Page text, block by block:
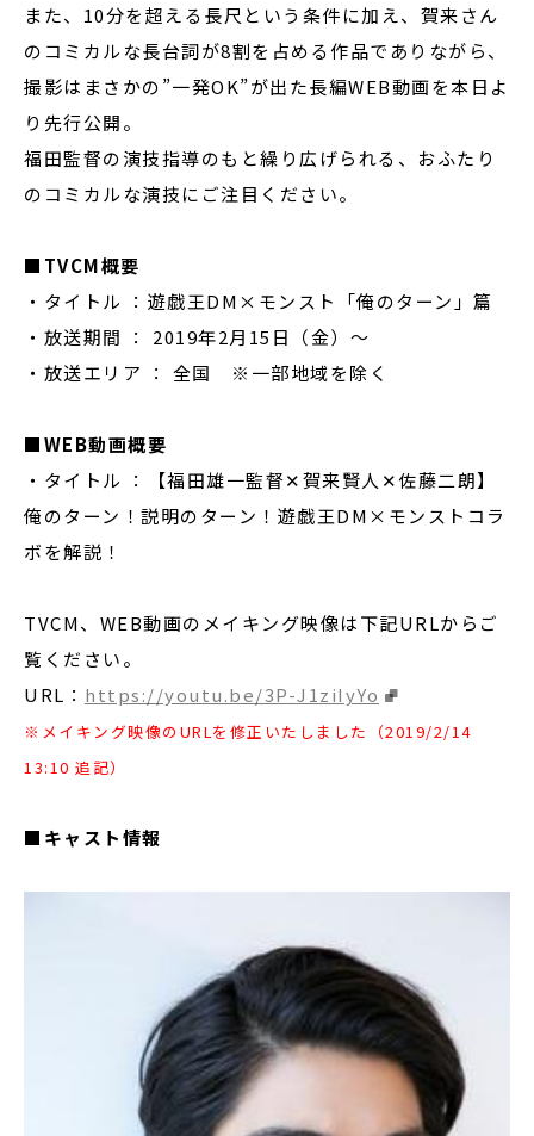
また、10分を超える長尺という条件に加え、賀来さん
のコミカルな長台詞が8割を占める作品でありながら、
撮影はまさかの”一発OK”が出た長編WEB動画を本日よ
り先行公開。
福田監督の演技指導のもと繰り広げられる、おふたり
のコミカルな演技にご注目ください。
■TVCM概要
・タイトル ：遊戯王DM×モンスト「俺のターン」篇
・放送期間 ： 2019年2月15日（金）～
・放送エリア ： 全国 ※一部地域を除く
■WEB動画概要
・タイトル ：【福田雄一監督✕賀来賢人✕佐藤二朗】
俺のターン！説明のターン！遊戯王DM×モンストコラ
ボを解説！
TVCM、WEB動画のメイキング映像は下記URLからご
覧ください。
URL： https://youtu.be/3P-J1ziIyYo
※メイキング映像のURLを修正いたしました（2019/2/14
13:10 追記）
■キャスト情報